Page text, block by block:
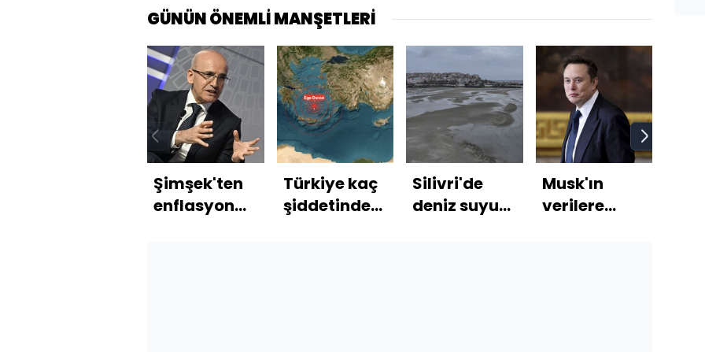
GÜNÜN ÖNEMLİ MANŞETLERİ
Şimşek'ten
enflasyon
Türkiye kaç
şiddetinde
Silivri'de
deniz suyu
Musk'ın
verilere